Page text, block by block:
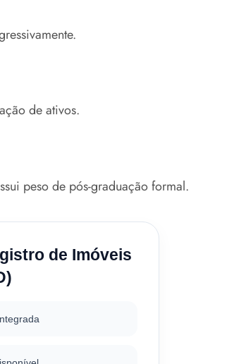
de ativos.
peso de pós-graduação formal.
de Imóveis